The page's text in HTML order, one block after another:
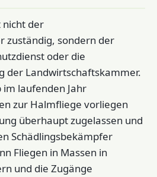
nicht der
zuständig, sondern der
oder die
der Landwirtschaftskammer.
laufenden Jahr
zur Halmfliege vorliegen
überhaupt zugelassen und
Schädlingsbekämpfer
Fliegen in Massen in
und die Zugänge